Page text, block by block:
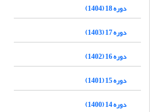
دوره 18 (1404)
دوره 17 (1403)
دوره 16 (1402)
دوره 15 (1401)
دوره 14 (1400)